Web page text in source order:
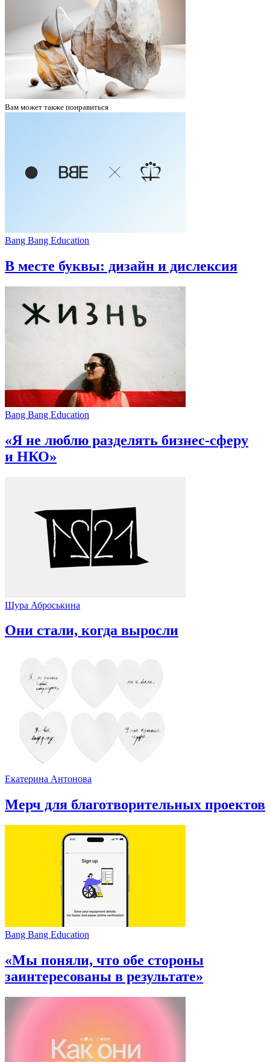
Вам может также понравиться
Bang Bang Education
В месте буквы: дизайн и дислексия
Bang Bang Education
«Я не люблю разделять бизнес-сферу
и НКО»
Шура Аброськина
Они стали, когда выросли
Екатерина Антонова
Мерч для благотворительных проектов
Bang Bang Education
«Мы поняли, что обе стороны
заинтересованы в результате»